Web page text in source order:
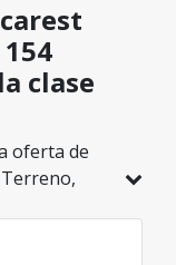
clase
oferta de